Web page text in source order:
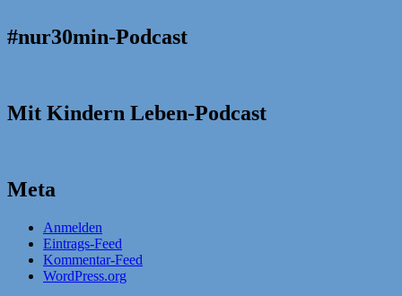
#nur30min-Podcast
Mit Kindern Leben-Podcast
Meta
Anmelden
Eintrags-Feed
Kommentar-Feed
WordPress.org